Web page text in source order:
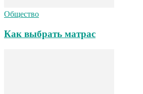
Общество
Как выбрать матрас